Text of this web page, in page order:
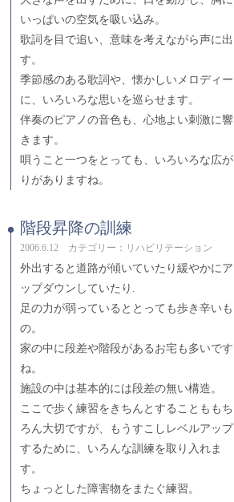
いっぱいの空気を吸い込み。
歌詞を目で追い、意味を考えながら声に出
す。
季節感のある歌詞や、懐かしいメロディー
に、いろいろな思いを巡らせます。
伴奏のピアノの音色も、心地よい刺激に響
きます。
唄うこと一つをとっても、いろいろな広が
りがありますね。
階段昇降の訓練
2006.6.12 カテゴリー：リハビリテーション
外出すると道路が傾いていたり緩やかにア
ップダウンしていたり.
足の力が弱っているととっても歩き辛いも
の。
家の中に段差や階段があるお宅も多いです
ね。
施設の中は基本的には段差の無い構造。
ここで歩く練習をきちんとすることももち
ろん大切ですが、もうすこしレベルアップ
するために、いろんな訓練を取り入れま
す。
ちょっとした障害物をまたぐ練習。